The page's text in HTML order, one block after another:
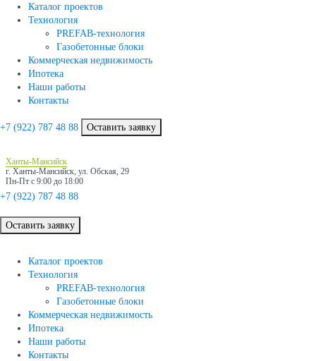
Каталог проектов
Технология
PREFAB-технология
Газобетонные блоки
Коммерческая недвижимость
Ипотека
Наши работы
Контакты
+7 (922) 787 48 88 Оставить заявку
Ханты-Мансийск
г. Ханты-Мансийск, ул. Обская, 29
Пн-Пт с 9:00 до 18:00
+7 (922) 787 48 88
Оставить заявку
Каталог проектов
Технология
PREFAB-технология
Газобетонные блоки
Коммерческая недвижимость
Ипотека
Наши работы
Контакты